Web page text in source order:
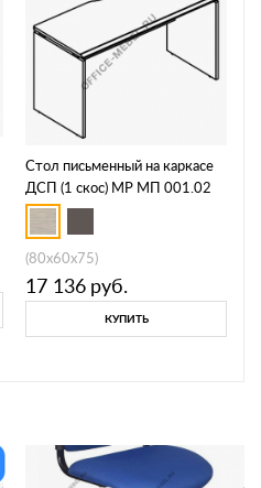
Стол письменный на каркасе
ДСП (1 скос) МР МП 001.02
(80x60x75)
17 136 руб.
КУПИТЬ